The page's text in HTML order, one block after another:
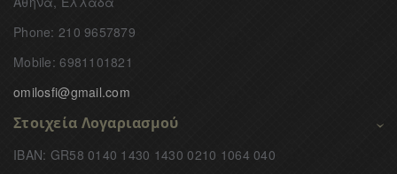
Phone: 210 9657879
Mobile: 6981101821
omilosfi@gmail.com
Στοιχεία Λογαριασμού
IBAN: GR58 0140 1430 1430 0210 1064 040